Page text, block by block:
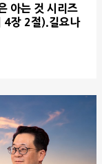
아는 것 시리즈
4장 2절).길요나